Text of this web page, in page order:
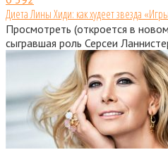
Диета Лины Хиди: как худеет звезда
Просмотреть (откроется в
сыгравшая роль Серсеи